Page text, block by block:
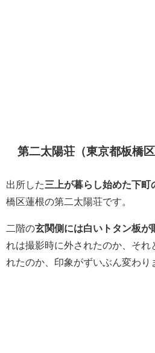
第二太陽荘（東京都板橋区
出所した三上が暮らし始めた下町
橋区蓮根の第二太陽荘です。
二階の玄関側には白いトタン板が
れは撮影時に外されたのか、それ
れたのか、印象がずいぶん変わり